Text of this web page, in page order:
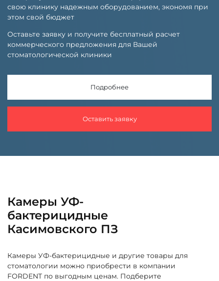
свою клинику надежным оборудованием, экономя при
этом свой бюджет
Оставьте заявку и получите бесплатный расчет
коммерческого предложения для Вашей
стоматологической клиники
Подробнее
Оставить заявку
Камеры УФ-
бактерицидные
Касимовского ПЗ
Камеры УФ-бактерицидные и другие товары для
стоматологии можно приобрести в компании
FORDENT по выгодным ценам. Подберите